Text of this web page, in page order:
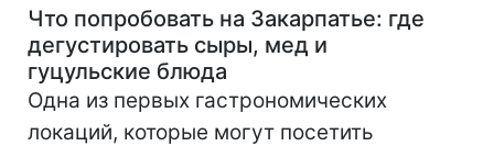
Что попробовать на Закарпатье: где
дегустировать сыры, мед и
гуцульские блюда
Одна из первых гастрономических
локаций, которые могут посетить